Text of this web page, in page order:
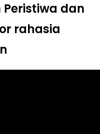
dan
rahasia